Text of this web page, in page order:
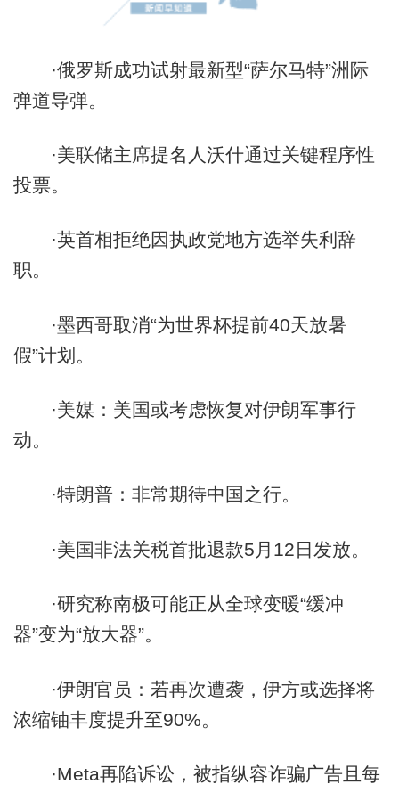
·俄罗斯成功试射最新型“萨尔马特”洲际
弹道导弹。
·美联储主席提名人沃什通过关键程序性
投票。
·英首相拒绝因执政党地方选举失利辞
职。
·墨西哥取消“为世界杯提前40天放暑
假”计划。
·美媒：美国或考虑恢复对伊朗军事行
动。
·特朗普：非常期待中国之行。
·美国非法关税首批退款5月12日发放。
·研究称南极可能正从全球变暖“缓冲
器”变为“放大器”。
·伊朗官员：若再次遭袭，伊方或选择将
浓缩铀丰度提升至90%。
·Meta再陷诉讼，被指纵容诈骗广告且每